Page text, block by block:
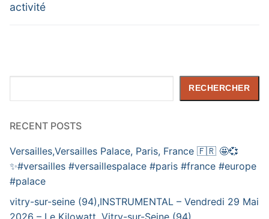
activité
RECHERCHER
RECENT POSTS
Versailles,Versailles Palace, Paris, France 🇫🇷 🤩💞
✨️#versailles #versaillespalace #paris #france #europe
#palace
vitry-sur-seine (94),INSTRUMENTAL – Vendredi 29 Mai